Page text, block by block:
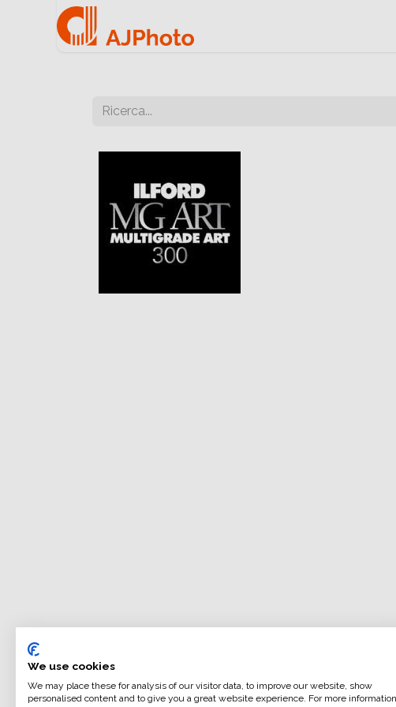
ILFORD MULTIGRADE ART 300 (fogli) è l'unica carta
We use cookies
We may place these for analysis of our visitor data, to improve our website, show
personalised content and to give you a great website experience. For more information